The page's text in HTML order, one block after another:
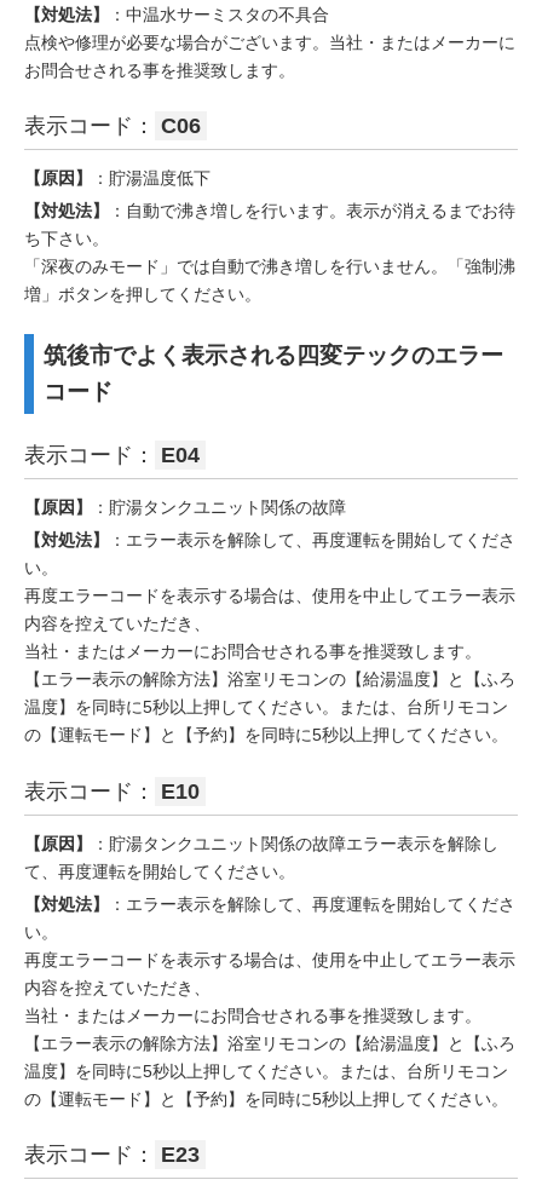
【対処法】
：中温水サーミスタの不具合
点検や修理が必要な場合がございます。当社・またはメーカーに
お問合せされる事を推奨致します。
表示コード： C06
【原因】
：貯湯温度低下
【対処法】
：自動で沸き増しを行います。表示が消えるまでお待
ち下さい。
「深夜のみモード」では自動で沸き増しを行いません。「強制沸
増」ボタンを押してください。
筑後市でよく表示される四変テックのエラー
コード
表示コード： E04
【原因】
：貯湯タンクユニット関係の故障
【対処法】
：エラー表示を解除して、再度運転を開始してくださ
い。
再度エラーコードを表示する場合は、使用を中止してエラー表示
内容を控えていただき、
当社・またはメーカーにお問合せされる事を推奨致します。
【エラー表示の解除方法】浴室リモコンの【給湯温度】と【ふろ
温度】を同時に5秒以上押してください。または、台所リモコン
の【運転モード】と【予約】を同時に5秒以上押してください。
表示コード： E10
【原因】
：貯湯タンクユニット関係の故障エラー表示を解除し
て、再度運転を開始してください。
【対処法】
：エラー表示を解除して、再度運転を開始してくださ
い。
再度エラーコードを表示する場合は、使用を中止してエラー表示
内容を控えていただき、
当社・またはメーカーにお問合せされる事を推奨致します。
【エラー表示の解除方法】浴室リモコンの【給湯温度】と【ふろ
温度】を同時に5秒以上押してください。または、台所リモコン
の【運転モード】と【予約】を同時に5秒以上押してください。
表示コード： E23